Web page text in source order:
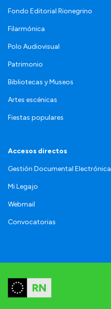
Fondo Editorial Rionegrino
Filarmónica
Polo Audiovisual
Patrimonio
Bibliotecas y Museos
Artes escénicas
Fiestas populares
Accesos directos
Gestión Documental Electrónica
Mi Legajo
Webmail
Convocatorias